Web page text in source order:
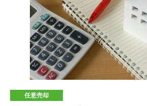
任意売却